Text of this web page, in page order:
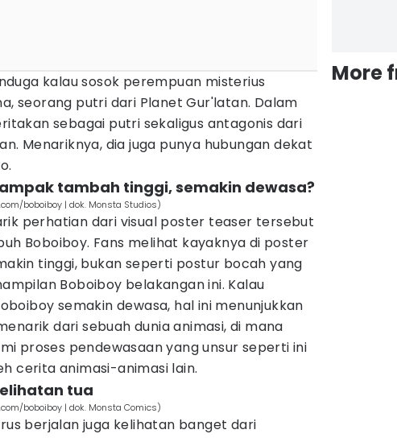
kalau sosok perempuan misterius
seorang putri dari Planet Gur'latan. Dalam
sebagai putri sekaligus antagonis dari
Menariknya, dia juga punya hubungan dekat
tambah tinggi, semakin dewasa?
boboiboy | dok. Monsta Studios)
perhatian dari visual poster teaser tersebut
Boboiboy. Fans melihat kayaknya di poster
tinggi, bukan seperti postur bocah yang
Boboiboy belakangan ini. Kalau
semakin dewasa, hal ini menunjukkan
dari sebuah dunia animasi, di mana
proses pendewasaan yang unsur seperti ini
cerita animasi-animasi lain.
tua
boboiboy | dok. Monsta Comics)
berjalan juga kelihatan banget dari
More